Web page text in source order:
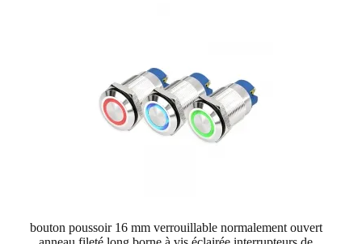
bouton poussoir 16 mm verrouillable normalement ouvert